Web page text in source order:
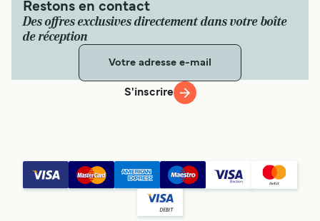
Restons en contact
Des offres exclusives directement dans votre boîte
de réception
S'inscrire